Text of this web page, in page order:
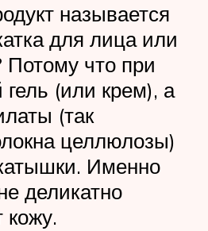
называется
для лица или
Потому что при
(или крем), а
(так
целлюлозы)
Именно
деликатно